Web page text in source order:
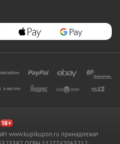
www.kupikupon.ru принадлежат